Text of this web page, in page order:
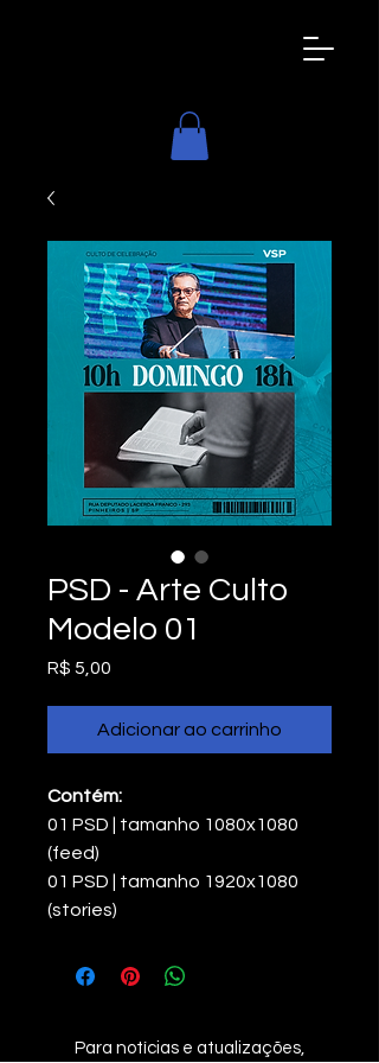
PSD - Arte Culto
Modelo 01
R$ 5,00
Adicionar ao carrinho
Contém:
01 PSD | tamanho 1080x1080
(feed)
01 PSD | tamanho 1920x1080
(stories)
Para notícias e atualizações,